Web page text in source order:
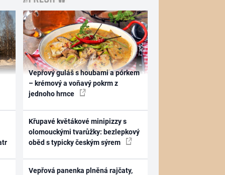
Vepřový guláš s houbami a pórkem
– krémový a voňavý pokrm z
jednoho hrnce
Křupavé květákové minipizzy s
olomouckými tvarůžky: bezlepkový
oběd s typicky českým sýrem
Vepřová panenka plněná rajčaty,